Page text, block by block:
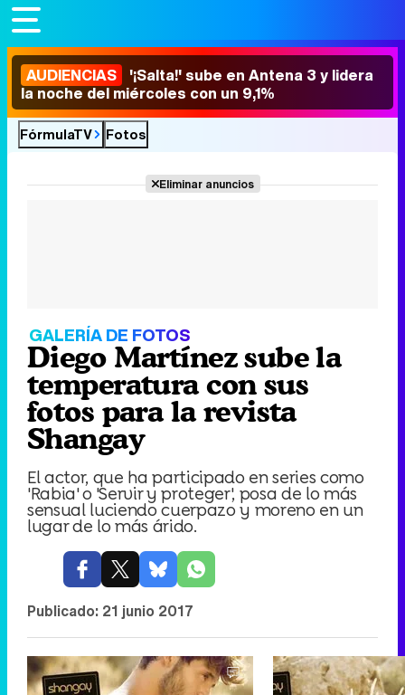
AUDIENCIAS '¡Salta!' sube en Antena 3 y lidera
la noche del miércoles con un 9,1%
FórmulaTV Fotos
Eliminar anuncios
GALERÍA DE FOTOS
Diego Martínez sube la
temperatura con sus
fotos para la revista
Shangay
El actor, que ha participado en series como
'Rabia' o 'Servir y proteger', posa de lo más
sensual luciendo cuerpazo y moreno en un
lugar de lo más árido.
Publicado: 21 junio 2017